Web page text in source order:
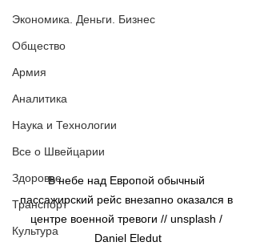
Экономика. Деньги. Бизнес
Общество
Армия
Аналитика
Наука и Технологии
Все о Швейцарии
Здоровье
Транспорт
Культура
В небе над Европой обычный
пассажирский рейс внезапно оказался в
центре военной тревоги // unsplash /
Daniel Eledut